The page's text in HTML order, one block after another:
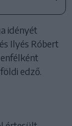
idényét
Ilyés Róbert
edző.